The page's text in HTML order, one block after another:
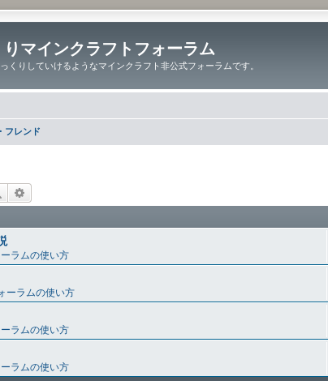
りマインクラフトフォーラム
くりしていけるようなマインクラフト非公式フォーラムです。
フレンド
検索
ラムの使い方
ーラムの使い方
ラムの使い方
ラムの使い方